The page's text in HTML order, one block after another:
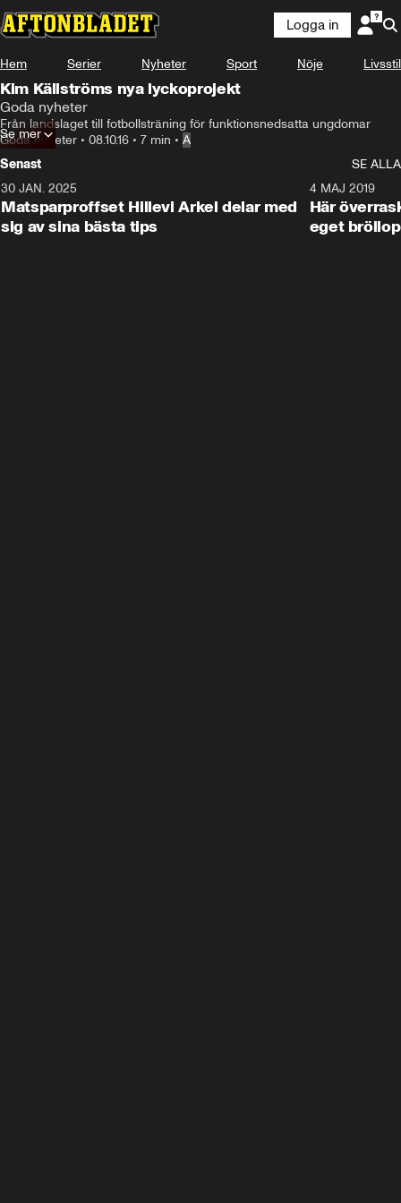
Logga in
Hem Serier Nyheter Sport Nöje Livsstil
Kim Källströms nya lyckoprojekt
Goda nyheter
Från landslaget till fotbollsträning för funktionsnedsatta ungdomar
Goda nyheter • 08.10.16 • 7 min • A
Se mer
Senast
SE ALLA
30 JAN. 2025
Matsparproffset Hillevi Arkel delar med
sig av sina bästa tips
4 MAJ 2019
Här
eget bröllop